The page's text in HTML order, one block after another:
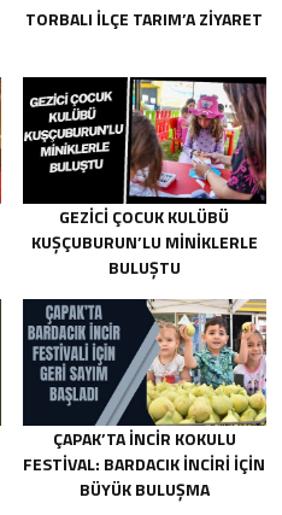
TORBALI İLÇE TARIM’A ZIYARET
GEZICI ÇOCUK KULÜBÜ
KUŞÇUBURUN’LU MINIKLERLE
BULUŞTU
ÇAPAK’TA INCIR KOKULU
FESTIVAL: BARDACIK İNCIRI IÇIN
BÜYÜK BULUŞMA